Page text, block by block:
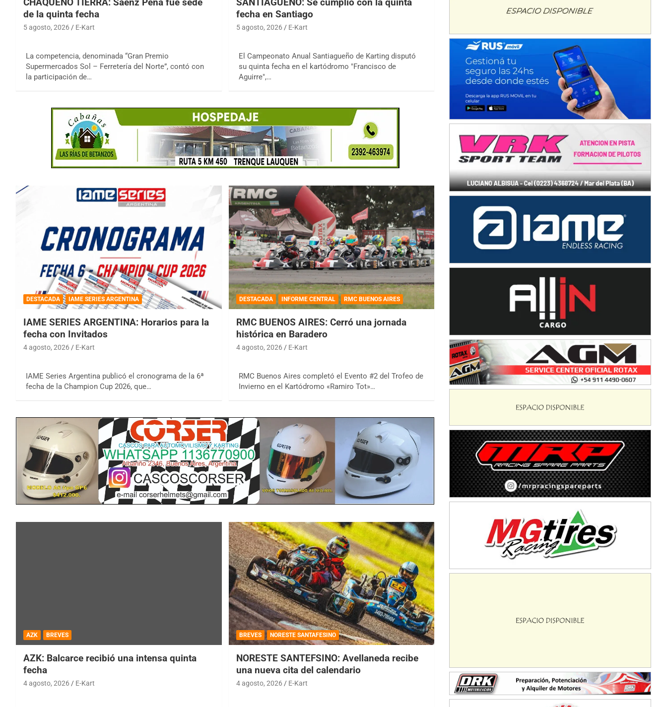
CHAQUEÑO TIERRA: Sáenz Peña fue sede
de la quinta fecha
5 agosto, 2026 E-Kart
La competencia, denominada “Gran Premio
Supermercados Sol – Ferretería del Norte”, contó con
la participación de…
SANTIAGUEÑO: Se cumplió con la quinta
fecha en Santiago
5 agosto, 2026 E-Kart
El Campeonato Anual Santiagueño de Karting disputó
su quinta fecha en el kartódromo "Francisco de
Aguirre",…
DESTACADA IAME SERIES ARGENTINA
IAME SERIES ARGENTINA: Horarios para la
fecha con Invitados
4 agosto, 2026 E-Kart
IAME Series Argentina publicó el cronograma de la 6ª
fecha de la Champion Cup 2026, que…
DESTACADA INFORME CENTRAL RMC BUENOS AIRES
RMC BUENOS AIRES: Cerró una jornada
histórica en Baradero
4 agosto, 2026 E-Kart
RMC Buenos Aires completó el Evento #2 del Trofeo de
Invierno en el Kartódromo «Ramiro Tot»…
AZK BREVES
AZK: Balcarce recibió una intensa quinta
fecha
4 agosto, 2026 E-Kart
BREVES NORESTE SANTAFESINO
NORESTE SANTEFSINO: Avellaneda recibe
una nueva cita del calendario
4 agosto, 2026 E-Kart
Avellaneda (Santa Fe)
SUR SANTAFESINO - F4
José Samuel Sánchez (Tierra)
Rufino (Santa Fe)
TUCUMANO - F5
Juan Navarro (Asfalto)
COBERTURA ESPECIAL DE E-KART.COM.AR
08/09-AGO
IAME SERIES ARGENTINA 6
Baradero (Buenos Aires)
Ciudad de Trenque Lauquen (Asfalto)
Trenque Lauquen (Buenos Aires)
ENTRERRIANO - F6 (POSTERGADA)
Parque de la Velocidad (Asfalto)
PATAGONICO - F6
CSK - F7
Juventud Unida (Tierra)
Humboldt (Santa Fe)
NORESTE SANTAFESINO - F6
SUR SANTAFESINO - F4
José Samuel Sánchez (Tierra)
Rufino (Santa Fe)
TUCUMANO - F5
Juan Navarro (Asfalto)
El Timbó (Tucumán)